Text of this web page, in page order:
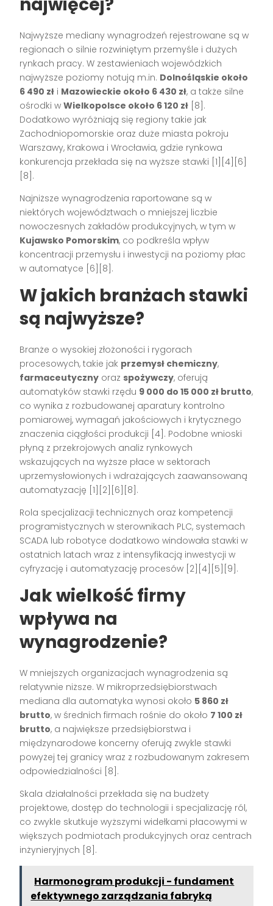
Najwyższe mediany wynagrodzeń rejestrowane są w
regionach o silnie rozwiniętym przemyśle i dużych
rynkach pracy. W zestawieniach wojewódzkich
najwyższe poziomy notują m.in. Dolnośląskie około
6 490 zł i Mazowieckie około 6 430 zł, a także silne
ośrodki wWielkopolsce około 6 120 zł [8].
Dodatkowo wyróżniają się regiony takie jak
Zachodniopomorskie oraz duże miasta pokroju
Warszawy, Krakowa i Wrocławia, gdzie rynkowa
konkurencja przekłada się na wyższe stawki [1][4][6]
[8].
Najniższe wynagrodzenia raportowane są w
niektórych województwach o mniejszej liczbie
nowoczesnych zakładów produkcyjnych, w tym w
Kujawsko Pomorskim, co podkreśla wpływ
koncentracji przemysłu i inwestycji na poziomy płac
w automatyce [6][8].
W jakich branżach stawki
są najwyższe?
Branże o wysokiej złożoności i rygorach
procesowych, takie jak przemysł chemiczny,
farmaceutyczny oraz spożywczy, oferują
automatyków stawki rzędu 9 000 do 15 000 zł brutto,
co wynika z rozbudowanej aparatury kontrolno
pomiarowej, wymagań jakościowych i krytycznego
znaczenia ciągłości produkcji [4]. Podobne wnioski
płyną z przekrojowych analiz rynkowych
wskazujących na wyższe płace w sektorach
uprzemysłowionych i wdrażających zaawansowaną
automatyzację [1][2][6][8].
Rola specjalizacji technicznych oraz kompetencji
programistycznych w sterownikach PLC, systemach
SCADA lub robotyce dodatkowo windowała stawki w
ostatnich latach wraz z intensyfikacją inwestycji w
cyfryzację i automatyzację procesów [2][4][5][9].
Jak wielkość firmy
wpływa na
wynagrodzenie?
W mniejszych organizacjach wynagrodzenia są
relatywnie niższe. W mikroprzedsiębiorstwach
mediana dla automatyka wynosi około 5 860 zł
brutto, w średnich firmach rośnie do około 7 100 zł
brutto, a największe przedsiębiorstwa i
międzynarodowe koncerny oferują zwykle stawki
powyżej tej granicy wraz z rozbudowanym zakresem
odpowiedzialności [8].
Skala działalności przekłada się na budżety
projektowe, dostęp do technologii i specjalizację ról,
co zwykle skutkuje wyższymi widełkami płacowymi w
większych podmiotach produkcyjnych oraz centrach
inżynieryjnych [8].
Harmonogram produkcji - fundament
efektywnego zarządzania fabryką